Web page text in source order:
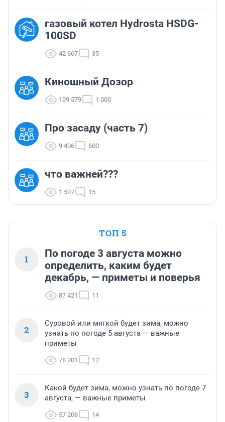
газовый котел Hydrosta HSDG-
100SD
42 667 35
Киношный Дозор
199 579 1 000
Про засаду (часть 7)
9 406 600
что важней???
1 507 15
ТОП 5
1
По погоде 3 августа можно
определить, каким будет
декабрь, — приметы и поверья
87 421 11
2
Суровой или мягкой будет зима, можно
узнать по погоде 5 августа — важные
приметы
78 201 12
3
Какой будет зима, можно узнать по погоде 7
августа, — важные приметы
57 208 14